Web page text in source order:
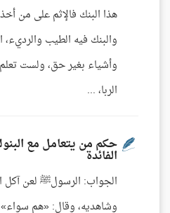
هذا البنك فالإثم على من أخذ
والبنك فيه الطيب
وأشياء بغير حق، ولست
الربا، ...
حكم من يتعامل مع
الفائدة
الجواب: الرسولﷺ لعن آكل
وشاهديه، وقال: «هم سواء»